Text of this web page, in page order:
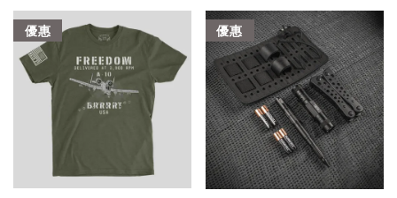
優惠 優惠